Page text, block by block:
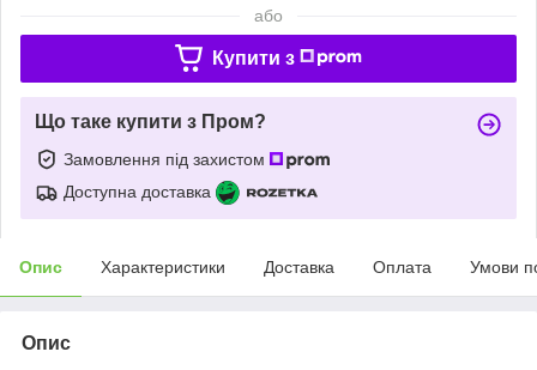
або
Купити з
Що таке купити з Пром?
Замовлення під захистом
Доступна доставка
Опис Характеристики Доставка Оплата Умови
Опис